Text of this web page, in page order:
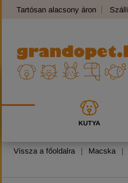
Tartósan alacsony áron
KUTYA
Vissza a főoldalra | Macska |